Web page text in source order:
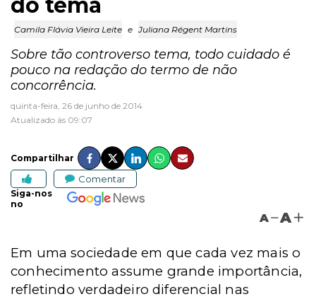
do tema
Camila Flávia Vieira Leite e Juliana Régent Martins
Sobre tão controverso tema, todo cuidado é
pouco na redação do termo de não
concorrência.
quinta-feira, 26 de junho de 2014
Atualizado às 09:07
Compartilhar
Comentar
Siga-nos
no
A A
Em uma sociedade em que cada vez mais o
conhecimento assume grande importância,
refletindo verdadeiro diferencial nas